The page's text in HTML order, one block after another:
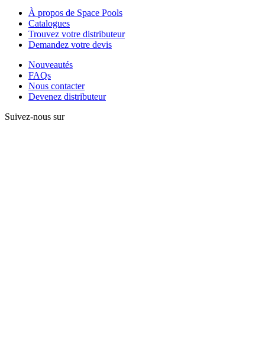
À propos de Space Pools
Catalogues
Trouvez votre distributeur
Demandez votre devis
Nouveautés
FAQs
Nous contacter
Devenez distributeur
Suivez-nous sur